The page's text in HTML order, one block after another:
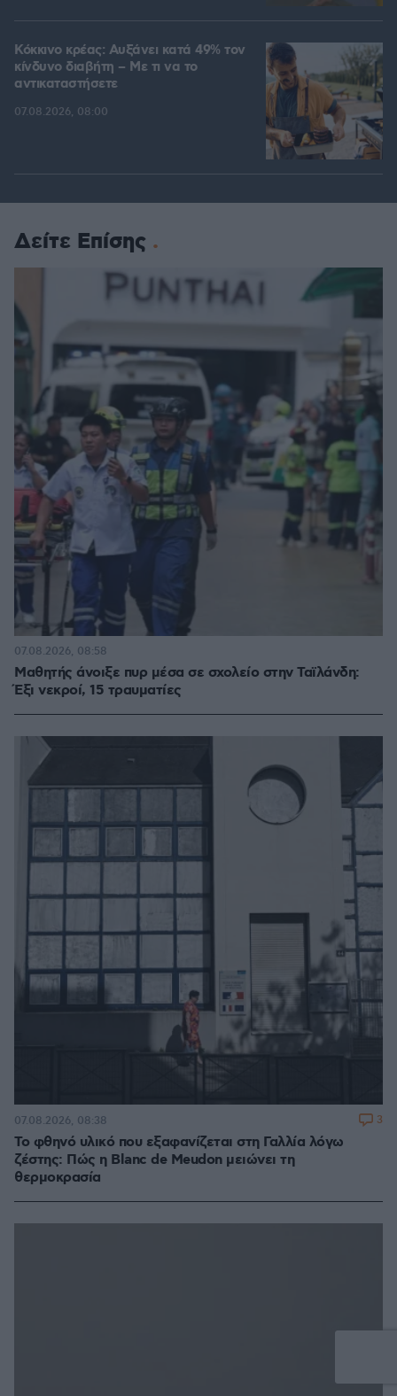
Κόκκινο κρέας: Αυξάνει κατά 49% τον
κίνδυνο διαβήτη – Με τι να το
αντικαταστήσετε
07.08.2026, 08:00
Δείτε Επίσης
Μαθητής άνοιξε πυρ μέσα σε σχολείο στην Ταϊλάνδη:
Έξι νεκροί, 15 τραυματίες
07.08.2026, 08:58
Το φθηνό υλικό που εξαφανίζεται στη Γαλλία λόγω
ζέστης: Πώς η Blanc de Meudon μειώνει τη
θερμοκρασία
07.08.2026, 08:38 3